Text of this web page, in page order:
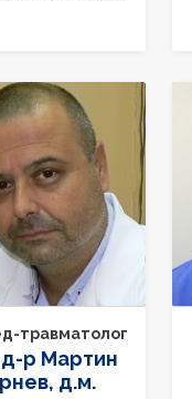
травматолог
р Мартин
д.м.